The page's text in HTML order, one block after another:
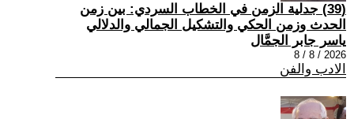
(39) جدلية الزمن في الخطاب السردي: بين زمن
الحدث وزمن الحكي والتشكيل الجمالي والدلالي
ياسر جابر الجمَّال
2026 / 8 / 8
الادب والفن